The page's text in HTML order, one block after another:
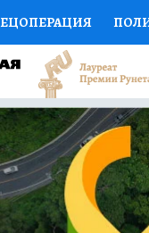
СПОРТ
ДОКТОР
НА СПОРТ